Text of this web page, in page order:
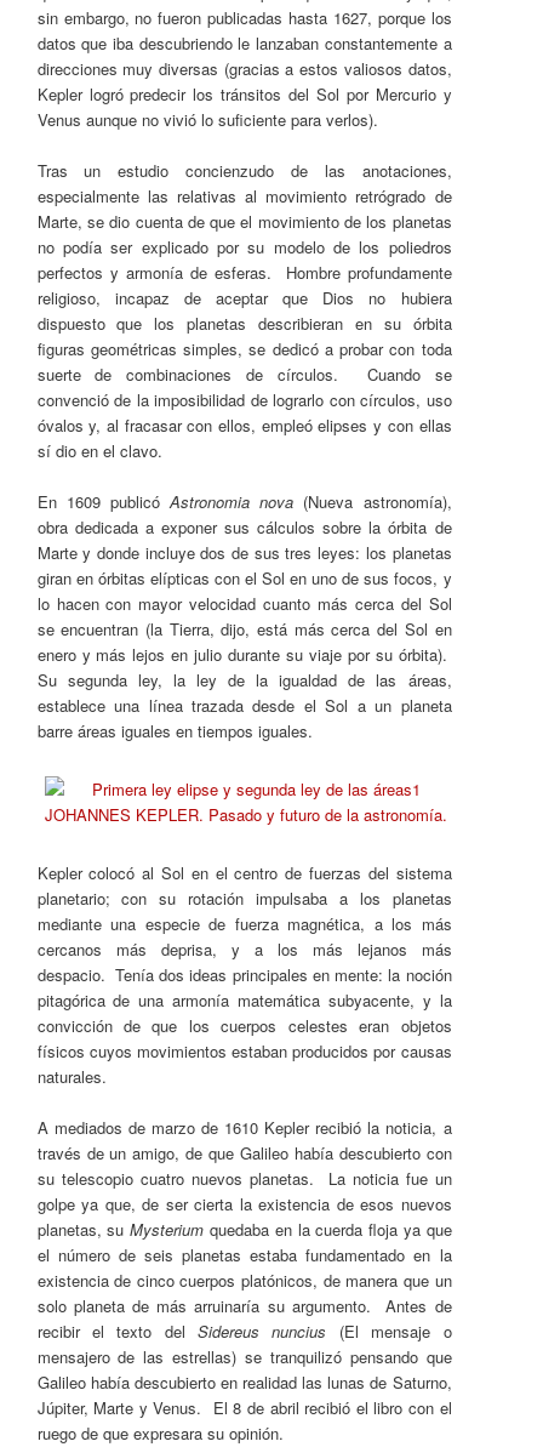
sin embargo, no fueron publicadas hasta 1627, porque los
datos que iba descubriendo le lanzaban constantemente a
direcciones muy diversas (gracias a estos valiosos datos,
Kepler logró predecir los tránsitos del Sol por Mercurio y
Venus aunque no vivió lo suficiente para verlos).
Tras un estudio concienzudo de las anotaciones,
especialmente las relativas al movimiento retrógrado de
Marte, se dio cuenta de que el movimiento de los planetas
no podía ser explicado por su modelo de los poliedros
perfectos y armonía de esferas. Hombre profundamente
religioso, incapaz de aceptar que Dios no hubiera
dispuesto que los planetas describieran en su órbita
figuras geométricas simples, se dedicó a probar con toda
suerte de combinaciones de círculos. Cuando se
convenció de la imposibilidad de lograrlo con círculos, uso
óvalos y, al fracasar con ellos, empleó elipses y con ellas
sí dio en el clavo.
En 1609 publicóAstronomia nova (Nueva astronomía),
obra dedicada a exponer sus cálculos sobre la órbita de
Marte y donde incluye dos de sus tres leyes: los planetas
giran en órbitas elípticas con el Sol en uno de sus focos, y
lo hacen con mayor velocidad cuanto más cerca del Sol
se encuentran (la Tierra, dijo, está más cerca del Sol en
enero y más lejos en julio durante su viaje por su órbita).
Su segunda ley, la ley de la igualdad de las áreas,
establece una línea trazada desde el Sol a un planeta
barre áreas iguales en tiempos iguales.
Kepler colocó al Sol en el centro de fuerzas del sistema
planetario; con su rotación impulsaba a los planetas
mediante una especie de fuerza magnética, a los más
cercanos más deprisa, y a los más lejanos más
despacio. Tenía dos ideas principales en mente: la noción
pitagórica de una armonía matemática subyacente, y la
convicción de que los cuerpos celestes eran objetos
físicos cuyos movimientos estaban producidos por causas
naturales.
A mediados de marzo de 1610 Kepler recibió la noticia, a
través de un amigo, de que Galileo había descubierto con
su telescopio cuatro nuevos planetas. La noticia fue un
golpe ya que, de ser cierta la existencia de esos nuevos
planetas, suMysterium quedaba en la cuerda floja ya que
el número de seis planetas estaba fundamentado en la
existencia de cinco cuerpos platónicos, de manera que un
solo planeta de más arruinaría su argumento. Antes de
recibir el texto delSidereus nuncius (El mensaje o
mensajero de las estrellas) se tranquilizó pensando que
Galileo había descubierto en realidad las lunas de Saturno,
Júpiter, Marte y Venus. El 8 de abril recibió el libro con el
ruego de que expresara su opinión.